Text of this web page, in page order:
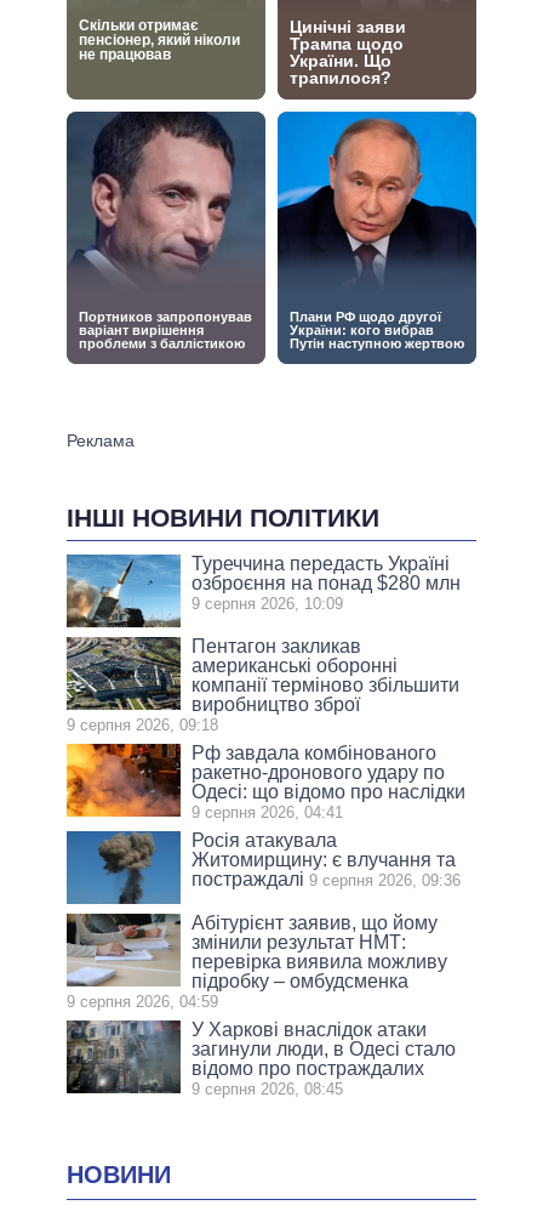
ІНШІ НОВИНИ ПОЛІТИКИ
Туреччина передасть Україні
озброєння на понад $280 млн
9 серпня 2026, 10:09
Пентагон закликав
американські оборонні
компанії терміново збільшити
виробництво зброї
9 серпня 2026, 09:18
Рф завдала комбінованого
ракетно-дронового удару по
Одесі: що відомо про наслідки
9 серпня 2026, 04:41
Росія атакувала
Житомирщину: є влучання та
постраждалі 9 серпня 2026, 09:36
Абітурієнт заявив, що йому
змінили результат НМТ:
перевірка виявила можливу
підробку – омбудсменка
9 серпня 2026, 04:59
У Харкові внаслідок атаки
загинули люди, в Одесі стало
відомо про постраждалих
9 серпня 2026, 08:45
НОВИНИ